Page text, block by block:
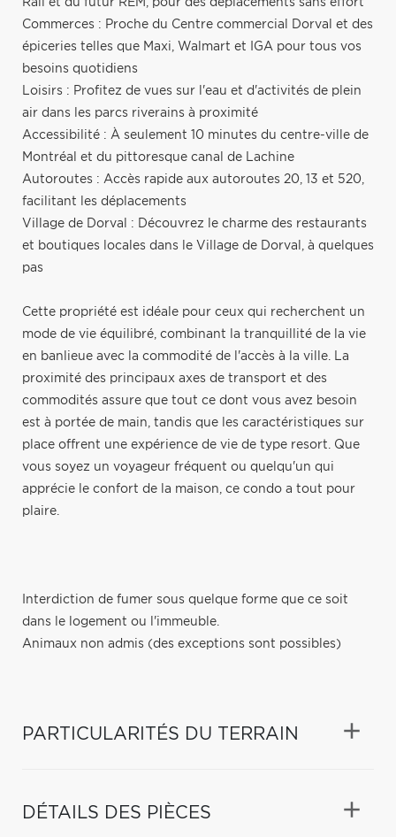
Rail et du futur REM, pour des déplacements sans effort
Commerces : Proche du Centre commercial Dorval et des
épiceries telles que Maxi, Walmart et IGA pour tous vos
besoins quotidiens
Loisirs : Profitez de vues sur l'eau et d'activités de plein
air dans les parcs riverains à proximité
Accessibilité : À seulement 10 minutes du centre-ville de
Montréal et du pittoresque canal de Lachine
Autoroutes : Accès rapide aux autoroutes 20, 13 et 520,
facilitant les déplacements
Village de Dorval : Découvrez le charme des restaurants
et boutiques locales dans le Village de Dorval, à quelques
pas
Cette propriété est idéale pour ceux qui recherchent un
mode de vie équilibré, combinant la tranquillité de la vie
en banlieue avec la commodité de l'accès à la ville. La
proximité des principaux axes de transport et des
commodités assure que tout ce dont vous avez besoin
est à portée de main, tandis que les caractéristiques sur
place offrent une expérience de vie de type resort. Que
vous soyez un voyageur fréquent ou quelqu'un qui
apprécie le confort de la maison, ce condo a tout pour
plaire.
Interdiction de fumer sous quelque forme que ce soit
dans le logement ou l'immeuble.
Animaux non admis (des exceptions sont possibles)
PARTICULARITÉS DU TERRAIN
DÉTAILS DES PIÈCES